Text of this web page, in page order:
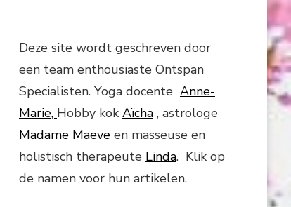
Deze site wordt geschreven door
een team enthousiaste Ontspan
Specialisten. Yoga docente Anne-
Marie, Hobby kok Aïcha, astrologe
Madame Maeveen masseuse en
holistisch therapeute Linda. Klik op
de namen voor hun artikelen.